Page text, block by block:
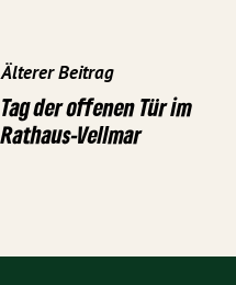
Älterer Beitrag
Tag der offenen Tür im
Rathaus-Vellmar